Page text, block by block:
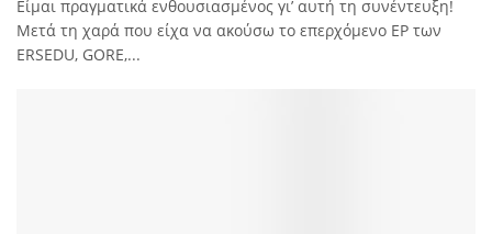
Είμαι πραγματικά ενθουσιασμένος γι’ αυτή τη συνέντευξη!
Μετά τη χαρά που είχα να ακούσω το επερχόμενο EP των
ERSEDU, GORE,...